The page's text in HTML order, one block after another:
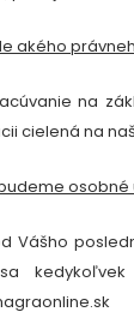
akého
na
cielená na
Vášho